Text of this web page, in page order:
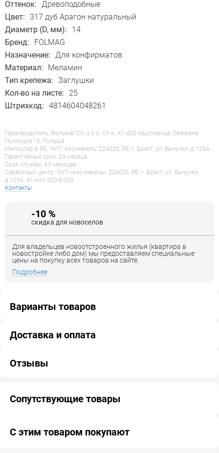
Оттенок: Древоподобные
Цвет:
317 дуб Арагон натуральный
Диаметр (D, мм):
14
Бренд:
FOLMAG
Назначение: Для конфирматов
Материал:
Меламин
Тип крепежа: Заглушки
Кол-во на листе:
25
Штрихкод: 4814604048261
Производитель: Фольмаг Сп. з о.о. Сп.к., 41-400 Мысловице, Обжежна
Пулноцна 16, Польша
Импортер в РБ: ЧУП "Акс-мебель" 224026, РБ, г. Брест, ул. Вычулки, д.129А
Гарантийный срок: 24 месяца
Срок службы: 60 месяцев
Сервисный центр: ЧУП «Акс-мебель», 224026, РБ, г. Брест, ул. Вычулки,
д.129А, a1/мтс 500-8-500
Контакты
-10 %
скидка для новоселов
Для владельцев новоотстроенного жилья (квартира в
новостройке либо дом) мы предоставляем специальные
цены на покупку всех товаров на сайте.
Подробнее
Варианты товаров
Доставка и оплата
Отзывы
Сопутствующие товары
С этим товаром покупают